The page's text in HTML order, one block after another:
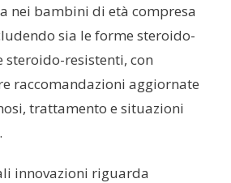
nei bambini di età compresa
sia le forme steroido-
resistenti, con
raccomandazioni aggiornate
trattamento e situazioni
innovazioni riguarda